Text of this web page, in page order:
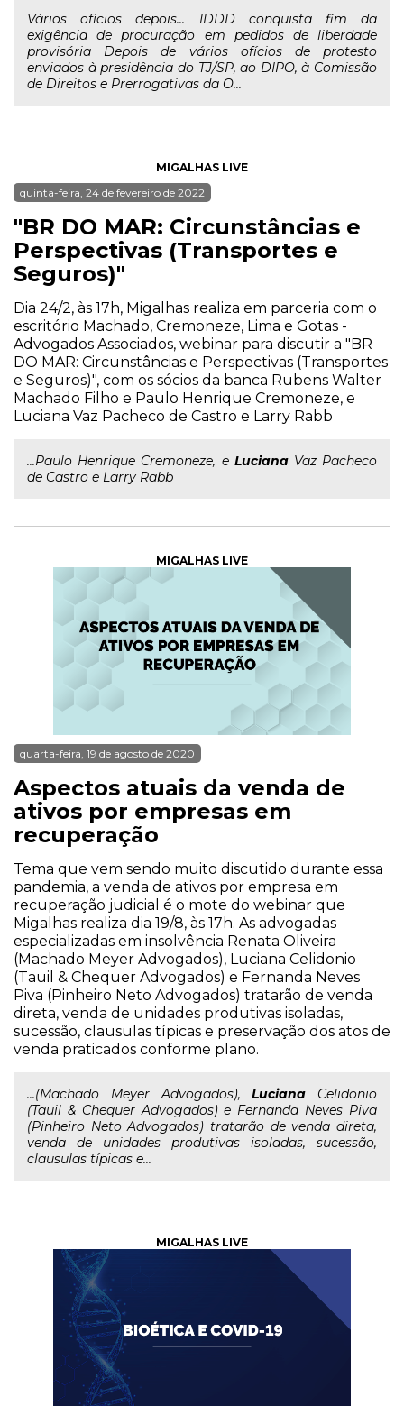
Vários ofícios depois... IDDD conquista fim da
exigência de procuração em pedidos de liberdade
provisória Depois de vários ofícios de protesto
enviados à presidência do TJ/SP, ao DIPO, à Comissão
de Direitos e Prerrogativas da O...
MIGALHAS LIVE
quinta-feira, 24 de fevereiro de 2022
"BR DO MAR: Circunstâncias e
Perspectivas (Transportes e
Seguros)"
Dia 24/2, às 17h, Migalhas realiza em parceria com o
escritório Machado, Cremoneze, Lima e Gotas -
Advogados Associados, webinar para discutir a "BR
DO MAR: Circunstâncias e Perspectivas (Transportes
e Seguros)", com os sócios da banca Rubens Walter
Machado Filho e Paulo Henrique Cremoneze, e
Luciana Vaz Pacheco de Castro e Larry Rabb
...Paulo Henrique Cremoneze, e LucianaVaz Pacheco
de Castro e Larry Rabb
MIGALHAS LIVE
quarta-feira, 19 de agosto de 2020
Aspectos atuais da venda de
ativos por empresas em
recuperação
Tema que vem sendo muito discutido durante essa
pandemia, a venda de ativos por empresa em
recuperação judicial é o mote do webinar que
Migalhas realiza dia 19/8, às 17h. As advogadas
especializadas em insolvência Renata Oliveira
(Machado Meyer Advogados), Luciana Celidonio
(Tauil & Chequer Advogados) e Fernanda Neves
Piva (Pinheiro Neto Advogados) tratarão de venda
direta, venda de unidades produtivas isoladas,
sucessão, clausulas típicas e preservação dos atos de
venda praticados conforme plano.
...(Machado Meyer Advogados),Luciana Celidonio
(Tauil & Chequer Advogados) e Fernanda Neves Piva
(Pinheiro Neto Advogados) tratarão de venda direta,
venda de unidades produtivas isoladas, sucessão,
clausulas típicas e...
MIGALHAS LIVE